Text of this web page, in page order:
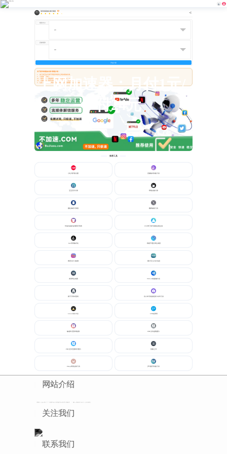
复印纸缩放比例计算器
5
纸张大小
目标纸张
开始计算
关于复印纸缩放比例计算器介绍：
1、本工具可以计算不同复印纸张之间的缩放比例。
2、工具使用方式：
(1)、纸张大小：原始纸张的规格，比如A0,A1,A2.....
(2)、目标纸张：表示当前使用复印纸的规格，比如A0,A1,A2.....
3、注意：本工具计算结果仅供参考，实际应用请以专业设备为准。
上网加速器：月付1元/
年付24元
推荐工具
小红书护肤文案 音频格式转换工具
宝宝百日计算 呼吸次数计算
圆柱体积计算器 翻牌抽奖工具
长袖/短袖衬衫通用尺码表 CSS带三角汽泡框在线生成
Java代码格式化 狗屁不通文章生成器
网页META检测 图片写入EXIF信息
条形码生成器 VSCode快捷键大全
裤子尺码对照表 仿小米手机相机莱卡水印工具
Linux命令大全 LPR走势表
敏感词/违禁词检测 PDF文件提取图片
PDF文件页面转长图片 答案之书
Emoji表情去除工具 罗马数字转换工具
网站介绍
老猫工具站致力于为网民提供便捷的在线查询服务，汇聚众多精彩实用工具和网址
关注我们
联系我们